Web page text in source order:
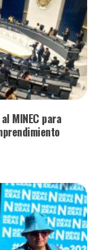
MINEC para